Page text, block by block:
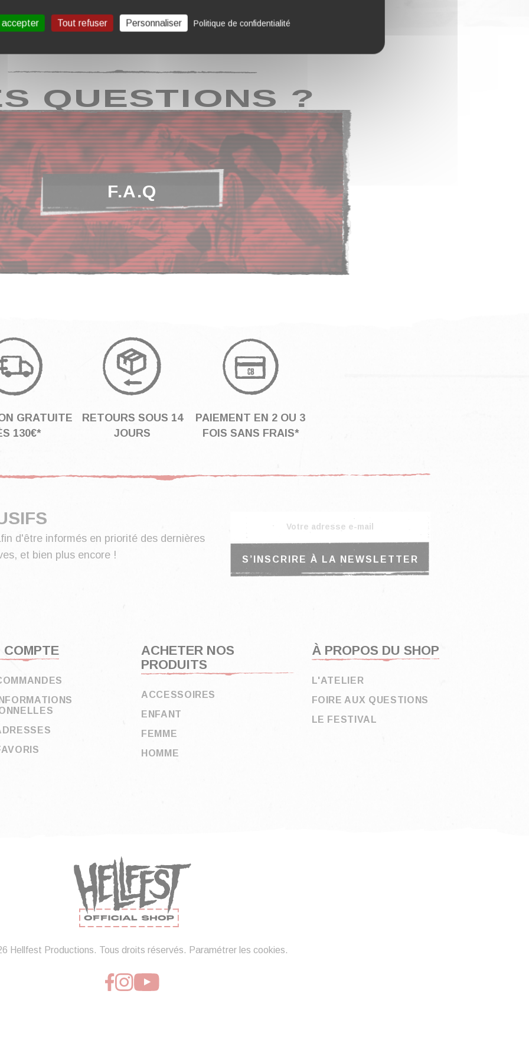
QUESTIONS ?
F.A.Q
GRATUITE
130€*
RETOURS SOUS 14
JOURS
PAIEMENT EN 2 OU 3
FOIS SANS FRAIS*
COMPTE
ACHETER NOS
PRODUITS
ACCESSOIRES
ENFANT
FEMME
HOMME
À PROPOS DU SHOP
L'ATELIER
FOIRE AUX QUESTIONS
LE FESTIVAL
d'être informés en priorité des dernières
et bien plus encore !
Hellfest Productions. Tous droits réservés. Paramétrer les cookies.
accepter Tout refuser Personnaliser Politique de confidentialité